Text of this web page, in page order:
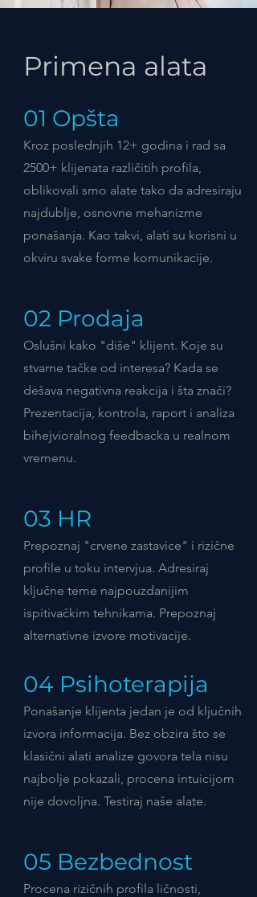
Primena alata
01 Opšta
Kroz poslednjih 12+ godina i rad sa
2500+ klijenata različitih profila,
oblikovali smo alate tako da adresiraju
najdublje, osnovne mehanizme
ponašanja. Kao takvi, alati su korisni u
okviru svake forme komunikacije.
02 Prodaja
Oslušni kako "diše" klijent. Koje su
stvarne tačke od interesa? Kada se
dešava negativna reakcija i šta znači?
Prezentacija, kontrola, raport i analiza
bihejvioralnog feedbacka u realnom
vremenu.
03 HR
Prepoznaj "crvene zastavice" i rizične
profile u toku intervjua. Adresiraj
ključne teme najpouzdanijim
ispitivačkim tehnikama. Prepoznaj
alternativne izvore motivacije.
04 Psihoterapija
Ponašanje klijenta jedan je od ključnih
izvora informacija. Bez obzira što se
klasični alati analize govora tela nisu
najbolje pokazali, procena intuicijom
nije dovoljna. Testiraj naše alate.
05 Bezbednost
Procena rizičnih profila ličnosti,